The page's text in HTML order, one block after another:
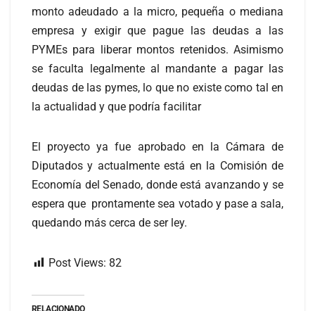
monto adeudado a la micro, pequeña o mediana
empresa y exigir que pague las deudas a las
PYMEs para liberar montos retenidos. Asimismo
se faculta legalmente al mandante a pagar las
deudas de las pymes, lo que no existe como tal en
la actualidad y que podría facilitar
El proyecto ya fue aprobado en la Cámara de
Diputados y actualmente está en la Comisión de
Economía del Senado, donde está avanzando y se
espera que prontamente sea votado y pase a sala,
quedando más cerca de ser ley.
Post Views: 82
RELACIONADO